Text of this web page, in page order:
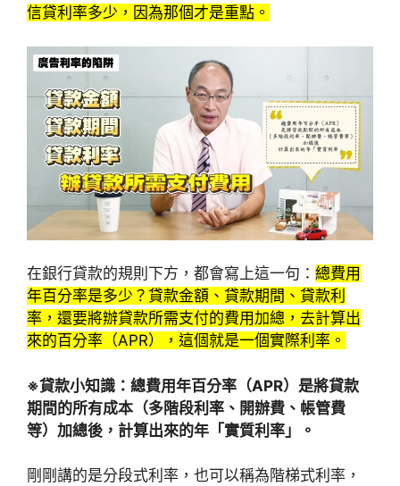
信貸利率多少，因為那個才是重點。
在銀行貸款的規則下方，都會寫上這一句： 總費用
年百分率是多少？貸款金額、貸款期間、貸款利
率，還要將辦貸款所需支付的費用加總，去計算出
來的百分率（APR），這個就是一個實際利率。
※貸款小知識：總費用年百分率（APR）是將貸款
期間的所有成本（多階段利率、開辦費、帳管費
等）加總後，計算出來的年「實質利率」。
剛剛講的是分段式利率，也可以稱為階梯式利率，